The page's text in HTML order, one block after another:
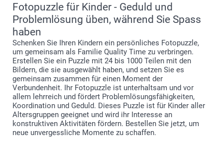
Fotopuzzle für Kinder - Geduld und
Problemlösung üben, während Sie Spass
haben
Schenken Sie Ihren Kindern ein persönliches Fotopuzzle,
um gemeinsam als Familie Quality Time zu verbringen.
Erstellen Sie ein Puzzle mit 24 bis 1000 Teilen mit den
Bildern, die sie ausgewählt haben, und setzen Sie es
gemeinsam zusammen für einen Moment der
Verbundenheit. Ihr Fotopuzzle ist unterhaltsam und vor
allem lehrreich und fördert Problemlösungsfähigkeiten,
Koordination und Geduld. Dieses Puzzle ist für Kinder aller
Altersgruppen geeignet und wird ihr Interesse an
konstruktiven Aktivitäten fördern. Bestellen Sie jetzt, um
neue unvergessliche Momente zu schaffen.